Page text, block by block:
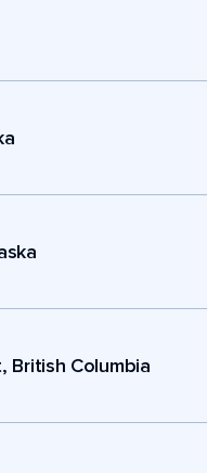
British Columbia